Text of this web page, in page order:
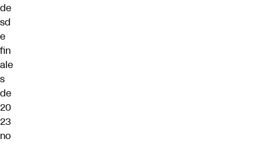
de
sd
e
fin
ale
s
de
20
23
no